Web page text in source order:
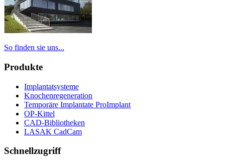
So finden sie uns...
Produkte
Implantatsysteme
Knochenregeneration
Temporäre Implantate ProImplant
OP-Kittel
CAD-Bibliotheken
LASAK CadCam
Schnellzugriff